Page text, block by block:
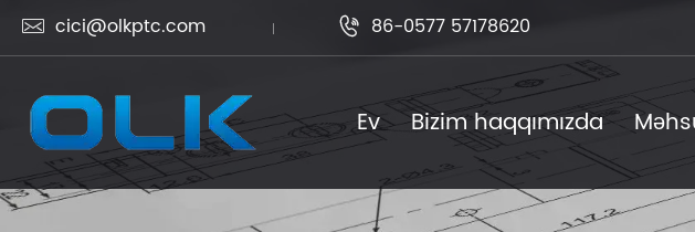
 cici@olkptc.com  86-0577 57178620
Ev Bizim haqqımızda